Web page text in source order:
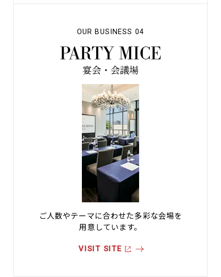
OUR BUSINESS 04
PARTY MICE
宴会・会議場
ご人数やテーマに合わせた多彩な会場を
用意しています。
VISIT SITE